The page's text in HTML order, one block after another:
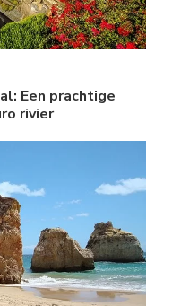
Een prachtige
rivier